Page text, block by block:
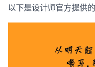
以下是设计师官方提供